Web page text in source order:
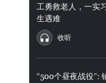
工勇救老人，一实
生遇难
收听
“500个昼夜战役”: